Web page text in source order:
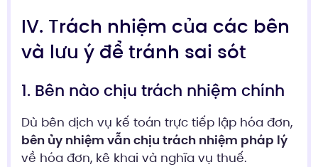
IV. Trách nhiệm của các bên
và lưu ý để tránh sai sót
1. Bên nào chịu trách nhiệm chính
Dù bên dịch vụ kế toán trực tiếp lập hóa đơn,
bên ủy nhiệm vẫn chịu trách nhiệm pháp lý
về hóa đơn, kê khai và nghĩa vụ thuế.